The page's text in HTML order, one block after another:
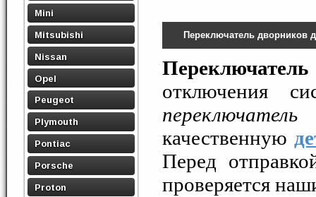
Mini
Mitsubishi
Nissan
Opel
Peugeot
Plymouth
Pontiac
Porsche
Proton
Переключатель дворников
отключения
качественную
Перед
проверяется